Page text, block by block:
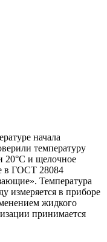
начала
температуру
20°С и щелочное
в ГОСТ 28084
Температура
измеряется в приборе
жидкого
принимается